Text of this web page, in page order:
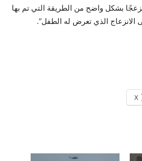
بشكل واضح من الطريقة التي تم بها
الانزعاج الذي تعرض له الطفل”.
X